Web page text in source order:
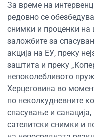
За време на
редовно се
снимки и проценки на
заложбите за
акција на ЕУ, преку
заштита и преку „
непоколебливото
Херцеговина во
по неколкудневните
спасување и санација,
сателитски снимки и